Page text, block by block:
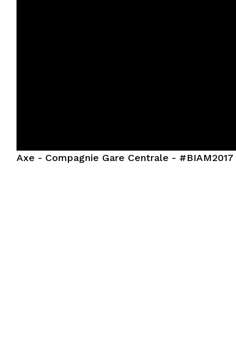
Axe - Compagnie Gare Centrale - #BIAM2017